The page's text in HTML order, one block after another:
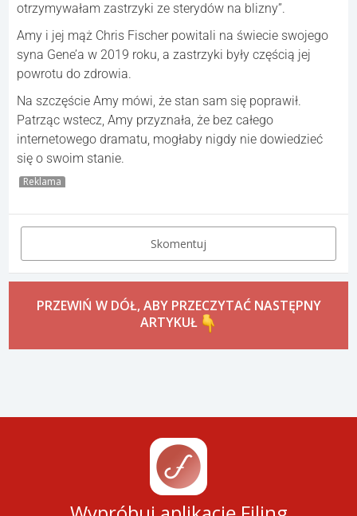
otrzymywałam zastrzyki ze sterydów na blizny”.
Amy i jej mąż Chris Fischer powitali na świecie swojego
syna Gene’a w 2019 roku, a zastrzyki były częścią jej
powrotu do zdrowia.
Na szczęście Amy mówi, że stan sam się poprawił.
Patrząc wstecz, Amy przyznała, że ​​bez całego
internetowego dramatu, mogłaby nigdy nie dowiedzieć
się o swoim stanie.
Reklama
Skomentuj
PRZEWIŃ W DÓŁ, ABY PRZECZYTAĆ NASTĘPNY
ARTYKUŁ